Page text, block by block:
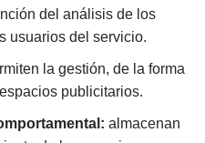
del análisis de los
usuarios del servicio.
la gestión, de la forma
publicitarios.
almacenan